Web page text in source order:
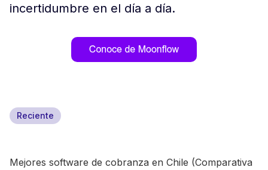
incertidumbre en el día a día.
Reciente
Mejores software de cobranza en Chile (Comparativa